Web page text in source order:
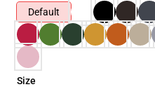
Default
Size